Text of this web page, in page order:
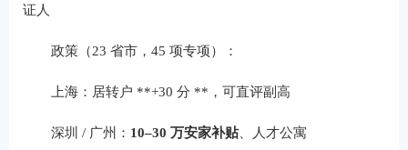
证人
政策（23 省市，45 项专项）：
上海：居转户 **+30 分 **，可直评副高
深圳 / 广州： 10–30 万安家补贴、人才公寓